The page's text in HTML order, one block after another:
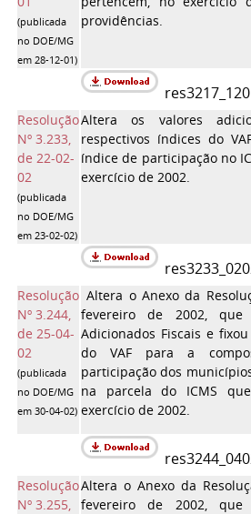
(publicada
no DOE/MG
em 28-12-01)
providências.
Resolução
Nº 3.233,
de 22-02-
02
(publicada
no DOE/MG
em 23-02-02)
Altera os valores
respectivos índices do
índice de participação no
exercício de 2002.
Resolução
Nº 3.244,
de 25-04-
02
(publicada
no DOE/MG
em 30-04-02)
Altera o Anexo da
fevereiro de 2002, que
Adicionados Fiscais e
do VAF para a
participação dos
na parcela do ICMS
exercício de 2002.
Resolução
Nº 3.255,
Altera o Anexo da
fevereiro de 2002, que